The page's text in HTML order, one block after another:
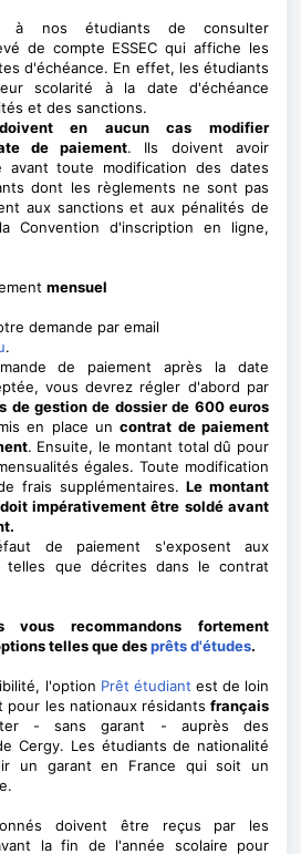
à nos étudiants de consulter
de compte ESSEC qui affiche les
d'échéance. En effet, les étudiants
scolarité à la date d'échéance
et des sanctions.
en aucun cas modifier
de paiement. Ils doivent avoir
avant toute modification des dates
dont les règlements ne sont pas
aux sanctions et aux pénalités de
Convention d'inscription en ligne,
mensuel
demande par email
.
de paiement après la date
vous devrez régler d'abord par
de gestion de dossier de 600 euros
en place uncontrat de paiement
. Ensuite, le montant total dû pour
égales. Toute modification
frais supplémentaires.Le montant
impérativement être soldé avant
de paiement s'exposent aux
telles que décrites dans le contrat
vous recommandons fortement
telles que desprêts d'études.
l'option Prêt étudiant est de loin
pour les nationaux résidants français
- sans garant - auprès des
Cergy. Les étudiants de nationalité
un garant en France qui soit un
doivent être reçus par les
la fin de l'année scolaire pour